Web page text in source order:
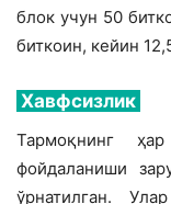
блок учун 50
биткоин, кейин
Хавфсизлик
Тармоқнинг
фойдаланиши
ўрнатилган.